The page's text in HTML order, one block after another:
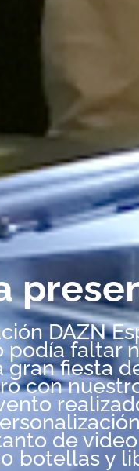
DAZN
faltar
gran fiesta
con
de
botellas y